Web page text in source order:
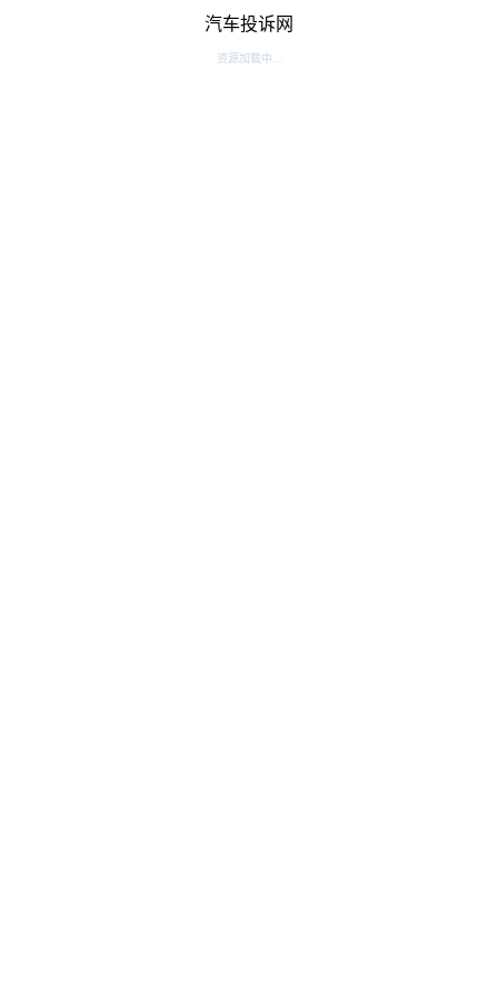
汽车投诉网
资源加载中...